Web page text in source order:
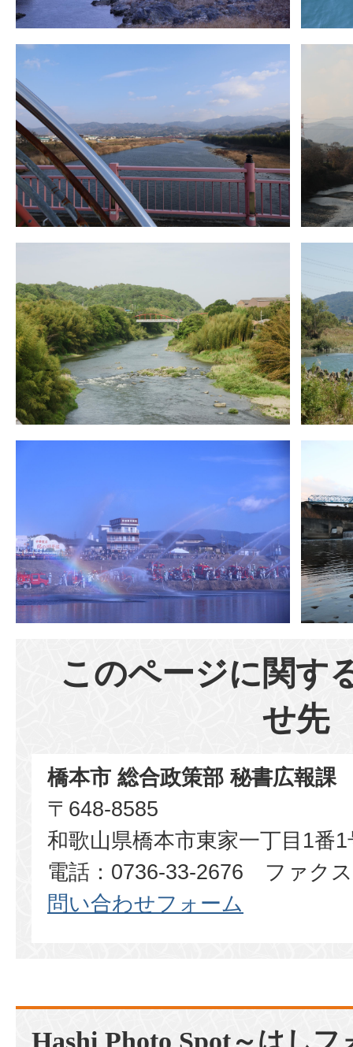
このページに関す
せ先
橋本市 総合政策部 秘書広報課
〒648-8585
和歌山県橋本市東家一丁目1番1
電話：0736-33-2676 ファク
問い合わせフォーム